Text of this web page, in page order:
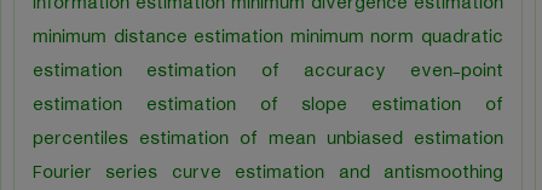
minimum distance estimation minimum norm quadratic
estimation estimation of accuracy even-point
estimation estimation of slope estimation of
percentiles estimation of mean unbiased estimation
Fourier series curve estimation and antismoothing